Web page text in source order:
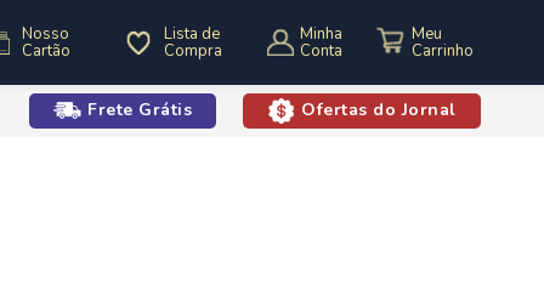
Nosso
Cartão
Lista de
Compra
Minha
Conta
Frete Grátis Ofertas do Jornal